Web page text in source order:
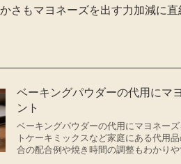
さもマヨネーズを出す力加減に
ベーキングパウダーの代用にマ
ント
ベーキングパウダーの代用にマヨネー
トケーキミックスなど家庭にある代用
合の配合例や焼き時間の調整もわかり